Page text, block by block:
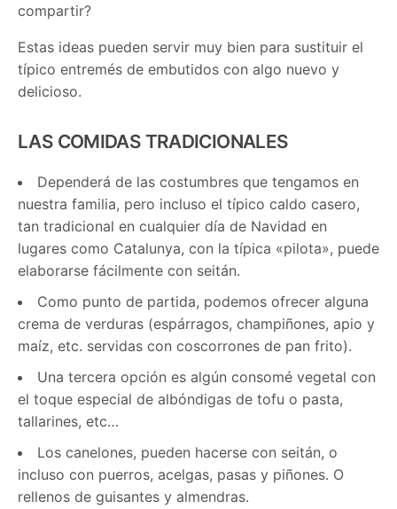
compartir?
Estas ideas pueden servir muy bien para sustituir el
típico entremés de embutidos con algo nuevo y
delicioso.
LAS COMIDAS TRADICIONALES
Dependerá de las costumbres que tengamos en
nuestra familia, pero incluso el típico caldo casero,
tan tradicional en cualquier día de Navidad en
lugares como Catalunya, con la típica «pilota», puede
elaborarse fácilmente con seitán.
Como punto de partida, podemos ofrecer alguna
crema de verduras (espárragos, champiñones, apio y
maíz, etc. servidas con coscorrones de pan frito).
Una tercera opción es algún consomé vegetal con
el toque especial de albóndigas de tofu o pasta,
tallarines, etc…
Los canelones, pueden hacerse con seitán, o
incluso con puerros, acelgas, pasas y piñones. O
rellenos de guisantes y almendras.